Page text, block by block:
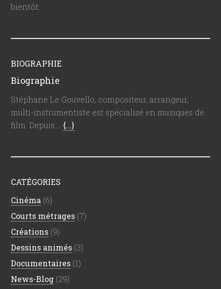
bientôt.
BIOGRAPHIE
Biographie
Stéphane Le Gouvello, compositeur, arrangeur,
multi-instrumentiste est spécialisé en musiques de
film. Depuis …{...}
CATÉGORIES
Cinéma (6)
Courts métrages (7)
Créations (9)
Dessins animés (3)
Documentaires (1)
News-Blog (29)